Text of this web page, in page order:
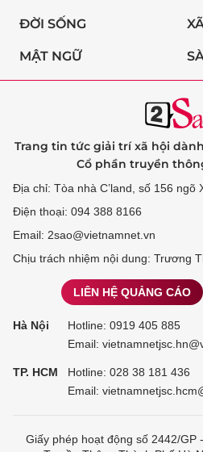
ĐỜI SỐNG
MẬT NGỮ
Trang tin tức giải trí xã hội
Cổ phần truyền
Địa chỉ: Tòa nhà C’land, số 156
Điện thoại: 094 388 8166
Email: 2sao@vietnamnet.vn
Chịu trách nhiệm nội dung: Trương
LIÊN HỆ QUẢNG CÁO
Hà Nội Hotline: 0919 405 885
Email:
TP. HCM Hotline: 028 38 181 436
Email:
Giấy phép hoạt động số 2442/GP